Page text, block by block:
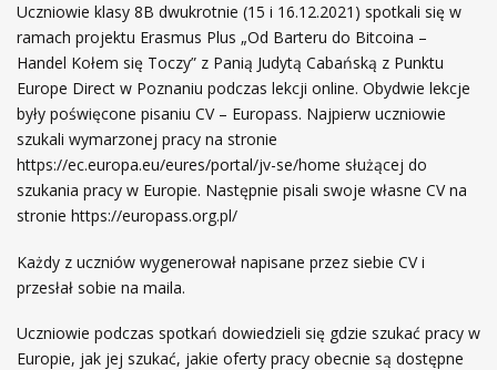
Uczniowie klasy 8B dwukrotnie (15 i 16.12.2021) spotkali się w
ramach projektu Erasmus Plus „Od Barteru do Bitcoina –
Handel Kołem się Toczy” z Panią Judytą Cabańską z Punktu
Europe Direct w Poznaniu podczas lekcji online. Obydwie lekcje
były poświęcone pisaniu CV – Europass. Najpierw uczniowie
szukali wymarzonej pracy na stronie
https://ec.europa.eu/eures/portal/jv-se/home służącej do
szukania pracy w Europie. Następnie pisali swoje własne CV na
stronie https://europass.org.pl/
Każdy z uczniów wygenerował napisane przez siebie CV i
przesłał sobie na maila.
Uczniowie podczas spotkań dowiedzieli się gdzie szukać pracy w
Europie, jak jej szukać, jakie oferty pracy obecnie są dostępne